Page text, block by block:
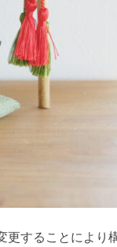
することにより